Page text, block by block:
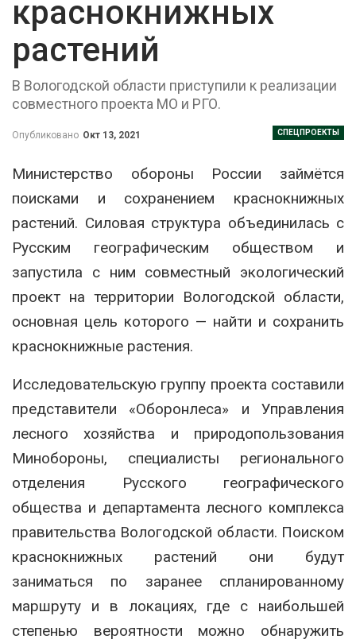
краснокнижных
растений
В Вологодской области приступили к реализации
совместного проекта МО и РГО.
СПЕЦПРОЕКТЫ
Опубликовано Окт 13, 2021
Министерство обороны России займётся
поисками и сохранением краснокнижных
растений. Силовая структура объединилась с
Русским географическим обществом и
запустила с ним совместный экологический
проект на территории Вологодской области,
основная цель которого — найти и сохранить
краснокнижные растения.
Исследовательскую группу проекта составили
представители «Оборонлеса» и Управления
лесного хозяйства и природопользования
Минобороны, специалисты регионального
отделения Русского географического
общества и департамента лесного комплекса
правительства Вологодской области. Поиском
краснокнижных растений они будут
заниматься по заранее спланированному
маршруту и в локациях, где с наибольшей
степенью вероятности можно обнаружить